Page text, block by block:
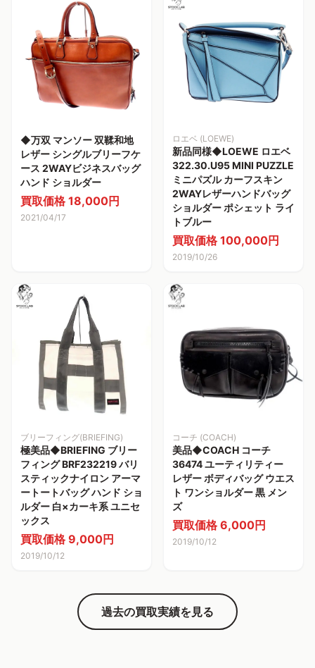
◆万双 マンソー 双鞣和地
レザー シングルブリーフケ
ース 2WAYビジネスバッグ
ハンド ショルダー
買取価格 18,000円
2021/04/17
ロエベ (LOEWE)
新品同様◆LOEWE ロエベ
322.30.U95 MINI PUZZLE
ミニパズル カーフスキン
2WAYレザーハンドバッグ
ショルダー ポシェット ライ
トブルー
買取価格 100,000円
2019/10/26
ブリーフィング(BRIEFING)
極美品◆BRIEFING ブリー
フィング BRF232219 バリ
スティックナイロン アーマ
ートートバッグ ハンド ショ
ルダー 白×カーキ系 ユニセ
ックス
買取価格 9,000円
2019/10/12
コーチ (COACH)
美品◆COACH コーチ
36474 ユーティリティー
レザー ボディバッグ ウエス
ト ワンショルダー 黒 メン
ズ
買取価格 6,000円
2019/10/12
過去の買取実績を見る